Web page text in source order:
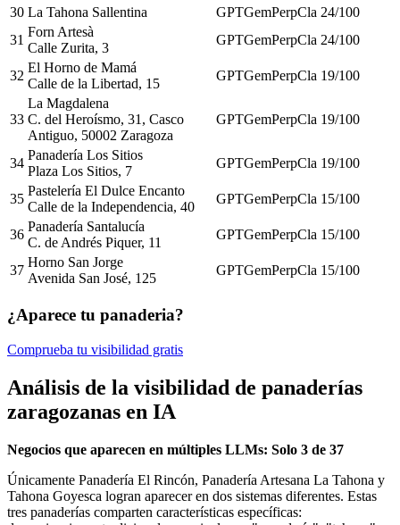
30 La Tahona Sallentina GPTGemPerpCla 24/100
31
Forn Artesà
Calle Zurita, 3
GPTGemPerpCla 24/100
32
El Horno de Mamá
Calle de la Libertad, 15
GPTGemPerpCla 19/100
33
La Magdalena
C. del Heroísmo, 31, Casco
Antiguo, 50002 Zaragoza
GPTGemPerpCla 19/100
34
Panadería Los Sitios
Plaza Los Sitios, 7
GPTGemPerpCla 19/100
35
Pastelería El Dulce Encanto
Calle de la Independencia, 40
GPTGemPerpCla 15/100
36
Panadería Santalucía
C. de Andrés Piquer, 11
GPTGemPerpCla 15/100
37
Horno San Jorge
Avenida San José, 125
GPTGemPerpCla 15/100
¿Aparece tu panaderia?
Comprueba tu visibilidad gratis
Análisis de la visibilidad de panaderías
zaragozanas en IA
Negocios que aparecen en múltiples LLMs: Solo 3 de 37
Únicamente Panadería El Rincón, Panadería Artesana La Tahona y
Tahona Goyesca logran aparecer en dos sistemas diferentes. Estas
tres panaderías comparten características específicas: